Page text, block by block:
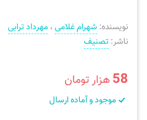
نویسنده: شهرام غلامی،مهرداد ترابی
ناشر: تصنیف
58هزار تومان
موجود و آماده ارسال